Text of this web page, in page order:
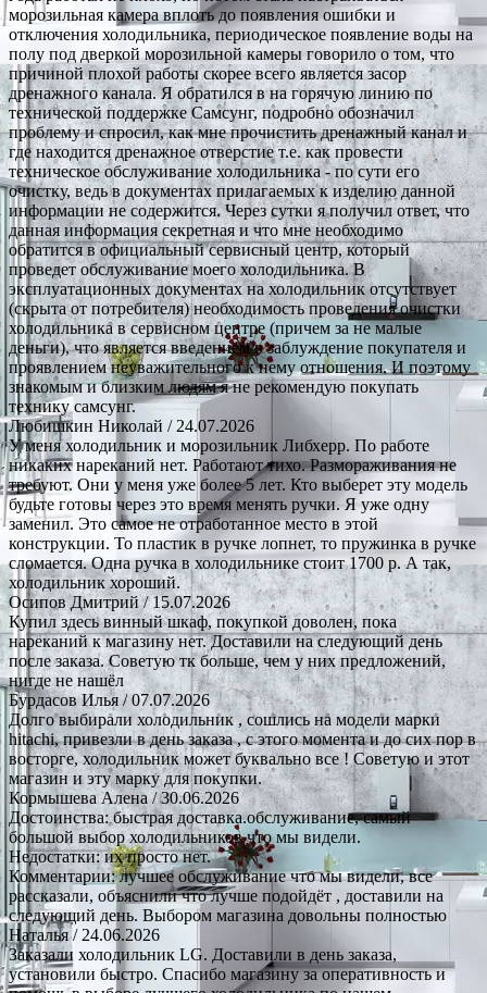
морозильная камера вплоть до появления ошибки и
отключения холодильника, периодическое появление воды на
полу под дверкой морозильной камеры говорило о том, что
причиной плохой работы скорее всего является засор
дренажного канала. Я обратился в на горячую линию по
технической поддержке Самсунг, подробно обозначил
проблему и спросил, как мне прочистить дренажный канал и
где находится дренажное отверстие т.е. как провести
техническое обслуживание холодильника - по сути его
очистку, ведь в документах прилагаемых к изделию данной
информации не содержится. Через сутки я получил ответ, что
данная информация секретная и что мне необходимо
обратится в официальный сервисный центр, который
проведет обслуживание моего холодильника. В
эксплуатационных документах на холодильник отсутствует
(скрыта от потребителя) необходимость проведения очистки
холодильника в сервисном центре (причем за не малые
деньги), что является введением в заблуждение покупателя и
проявлением неуважительного к нему отношения. И поэтому
знакомым и близким людям я не рекомендую покупать
технику самсунг.
Любишкин Николай / 24.07.2026
У меня холодильник и морозильник Либхерр. По работе
никаких нареканий нет. Работают тихо. Размораживания не
требуют. Они у меня уже более 5 лет. Кто выберет эту модель
будьте готовы через это время менять ручки. Я уже одну
заменил. Это самое не отработанное место в этой
конструкции. То пластик в ручке лопнет, то пружинка в ручке
сломается. Одна ручка в холодильнике стоит 1700 р. А так,
холодильник хороший.
Осипов Дмитрий / 15.07.2026
Купил здесь винный шкаф, покупкой доволен, пока
нареканий к магазину нет. Доставили на следующий день
после заказа. Советую тк больше, чем у них предложений,
нигде не нашёл
Бурдасов Илья/ 07.07.2026
Долго выбирали холодильник , сошлись на модели марки
hitachi, привезли в день заказа , с этого момента и до сих пор в
восторге, холодильник может буквально все ! Советую и этот
магазин и эту марку для покупки.
Кормышева Алена/ 30.06.2026
Достоинства: быстрая доставка.обслуживание, самый
большой выбор холодильников что мы видели.
Недостатки: их просто нет.
Комментарии: лучшее обслуживание что мы видели, все
рассказали, объяснили что лучше подойдёт , доставили на
следующий день. Выбором магазина довольны полностью
Наталья/ 24.06.2026
Заказали холодильник LG. Доставили в день заказа,
установили быстро. Спасибо магазину за оперативность и